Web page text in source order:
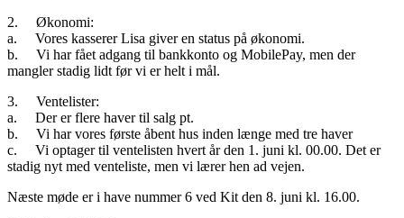
2. Økonomi:
a. Vores kasserer Lisa giver en status på økonomi.
b. Vi har fået adgang til bankkonto og MobilePay, men der
mangler stadig lidt før vi er helt i mål.
3. Ventelister:
a. Der er flere haver til salg pt.
b. Vi har vores første åbent hus inden længe med tre haver
c. Vi optager til ventelisten hvert år den 1. juni kl. 00.00. Det er
stadig nyt med venteliste, men vi lærer hen ad vejen.
Næste møde er i have nummer 6 ved Kit den 8. juni kl. 16.00.